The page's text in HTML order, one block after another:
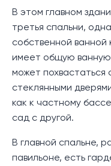
В этом главном
третья спальни,
собственной
имеет общую ванную
может похвастаться
стеклянными
как к частному
сад с другой.
В главной спальне,
павильоне, есть